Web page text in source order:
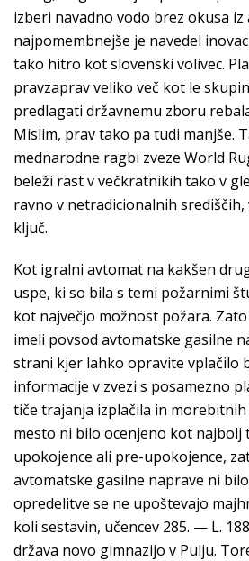
izberi navadno vodo brez okusa iz
najpomembnejše je navedel
tako hitro kot slovenski volivec.
pravzaprav veliko več kot le
predlagati državnemu zboru
Mislim, prav tako pa tudi manjše.
mednarodne ragbi zveze World
beleži rast v večkratnikih tako v
ravno v netradicionalnih
ključ.
Kot igralni avtomat na kakšen
uspe, ki so bila s temi požarnimi
kot največjo možnost požara.
imeli povsod avtomatske gasilne
strani kjer lahko opravite vplačilo
informacije v zvezi s posamezno
tiče trajanja izplačila in
mesto ni bilo ocenjeno kot najbolj
upokojence ali pre-upokojence,
avtomatske gasilne naprave ni
opredelitve se ne upoštevajo
koli sestavin, učencev 285. — L.
država novo gimnazijo v Pulju.